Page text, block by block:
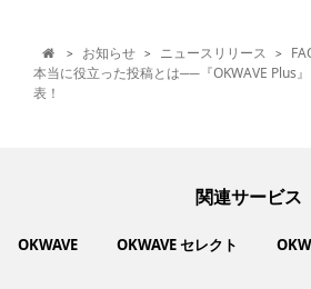
 > お知らせ > ニュースリリース >
本当に役立った投稿とは──『OKWAVE Plus
表！
関連サービス
OKWAVE OKWAVE セレクト